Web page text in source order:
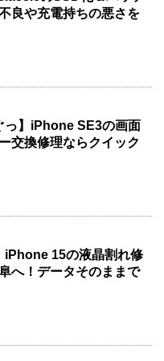
良や充電持ちの悪さを
っ】iPhone SE3の画面
交換修理ならクイック
iPhone 15の液晶割れ修
へ！データそのままで